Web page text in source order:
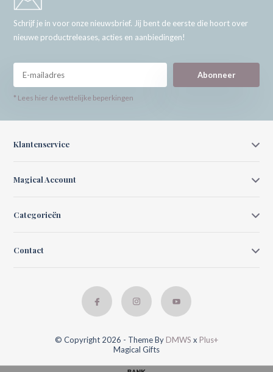
Schrijf je in voor onze nieuwsbrief. Jij bent de eerste die hoort over
nieuwe productreleases, acties en aanbiedingen!
Abonneer
* Lees hier de wettelijke beperkingen
Klantenservice
Magical Account
Categorieën
Contact
© Copyright 2026 - Theme By DMWS x Plus+
Magical Gifts